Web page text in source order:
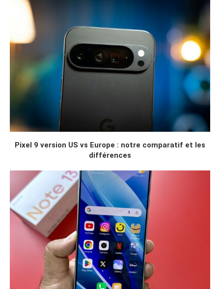
Pixel 9 version US vs Europe : notre comparatif et les
différences